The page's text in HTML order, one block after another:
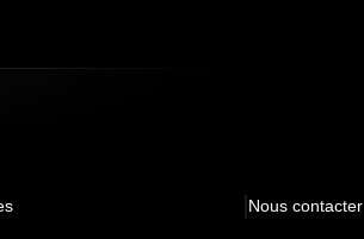
Nous contacter